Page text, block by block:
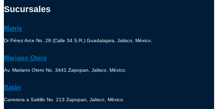
Sucursales
Matríz
Dr Pérez Arce No. 28 (Calle 34 S.R.) Guadalajara, Jalisco, México.
Mariano Otero
Av. Mariano Otero No. 3441 Zapopan, Jalisco, México.
Batán
Carretera a Saltillo No. 213 Zapopan, Jalisco, México.